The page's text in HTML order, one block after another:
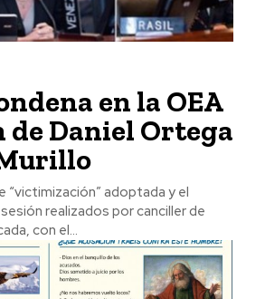
en la OEA
de Daniel Ortega
“victimización” adoptada y el
realizados por canciller de
con el...